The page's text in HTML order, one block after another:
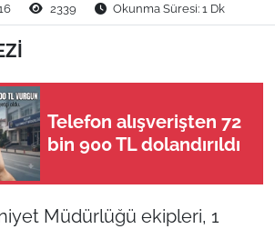
2339 Okunma Süresi: 1 Dk
Telefon alışverişten 72
bin 900 TL dolandırıldı
Müdürlüğü ekipleri, 1